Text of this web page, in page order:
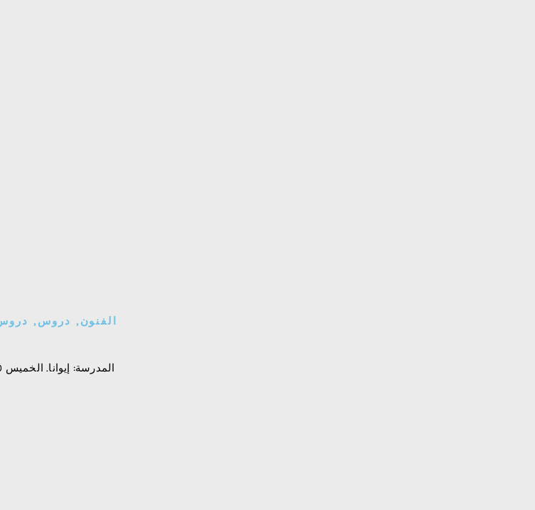
الفنون, دروس,
المدرسة: إيوانا. الخميس 16:30 - 17:30. من 6 سنوات فما فوق.